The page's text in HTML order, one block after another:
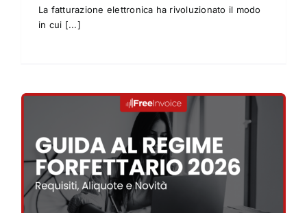
La fatturazione elettronica ha rivoluzionato il modo
in cui [...]